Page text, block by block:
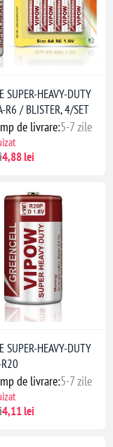
SUPER-HEAVY-DUTY
R6 / BLISTER, 4/SET
de livrare:5-7 zile
4,88 lei
SUPER-HEAVY-DUTY
de livrare:5-7 zile
4,11 lei